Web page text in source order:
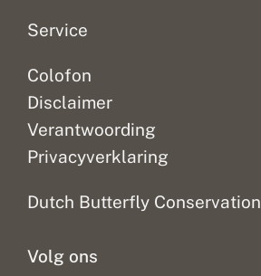
Service
Colofon
Disclaimer
Verantwoording
Privacyverklaring
Dutch Butterfly Conservation
Volg ons